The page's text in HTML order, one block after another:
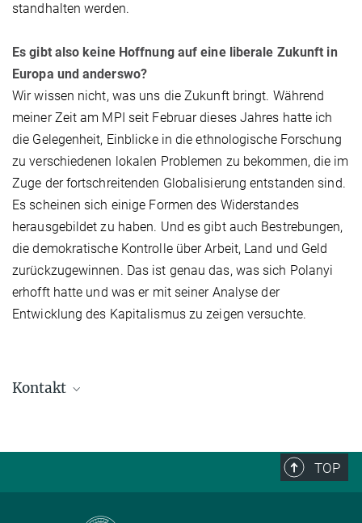
standhalten werden.
Es gibt also keine Hoffnung auf eine liberale Zukunft in
Europa und anderswo?
Wir wissen nicht, was uns die Zukunft bringt. Während
meiner Zeit am MPI seit Februar dieses Jahres hatte ich
die Gelegenheit, Einblicke in die ethnologische Forschung
zu verschiedenen lokalen Problemen zu bekommen, die im
Zuge der fortschreitenden Globalisierung entstanden sind.
Es scheinen sich einige Formen des Widerstandes
herausgebildet zu haben. Und es gibt auch Bestrebungen,
die demokratische Kontrolle über Arbeit, Land und Geld
zurückzugewinnen. Das ist genau das, was sich Polanyi
erhofft hatte und was er mit seiner Analyse der
Entwicklung des Kapitalismus zu zeigen versuchte.
Kontakt
TOP